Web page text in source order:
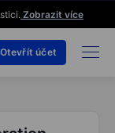
Zobrazit více
Otevřít účet